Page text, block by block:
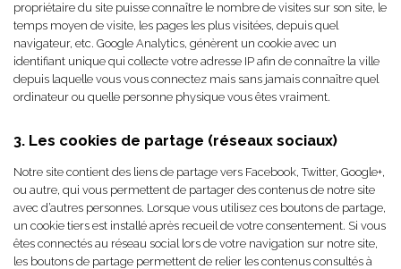
propriétaire du site puisse connaître le nombre de visites sur son site, le
temps moyen de visite, les pages les plus visitées, depuis quel
navigateur, etc. Google Analytics, génèrent un cookie avec un
identifiant unique qui collecte votre adresse IP afin de connaître la ville
depuis laquelle vous vous connectez mais sans jamais connaître quel
ordinateur ou quelle personne physique vous êtes vraiment.
3. Les cookies de partage (réseaux sociaux)
Notre site contient des liens de partage vers Facebook, Twitter, Google+,
ou autre, qui vous permettent de partager des contenus de notre site
avec d’autres personnes. Lorsque vous utilisez ces boutons de partage,
un cookie tiers est installé après recueil de votre consentement. Si vous
êtes connectés au réseau social lors de votre navigation sur notre site,
les boutons de partage permettent de relier les contenus consultés à